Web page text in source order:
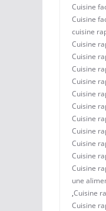
Cuisine
Cuisine
cuisine
Cuisine
Cuisine
Cuisine
Cuisine
Cuisine
Cuisine
Cuisine
Cuisine
Cuisine
Cuisine
Cuisine
une
,Cuisine
Cuisine